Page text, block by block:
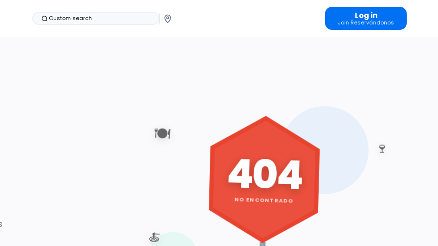
Custom search Log in
Join Reservándonos
🍽️
🍷
🍝
404
NO ENCONTRADO